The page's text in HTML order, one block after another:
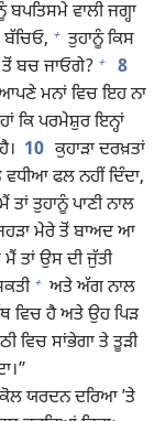
ਬਪਤਿਸਮੇ ਵਾਲੀ ਜਗ੍ਹਾ
ਬੱਚਿਓ, + ਤੁਹਾਨੂੰ ਕਿਸ
ਤੋਂ ਬਚ ਜਾਓਗੇ? +
8
ਮਨਾਂ ਵਿਚ ਇਹ ਨਾ
ਕਿ ਪਰਮੇਸ਼ੁਰ ਇਨ੍ਹਾਂ
10 ਕੁਹਾੜਾ ਦਰਖ਼ਤਾਂ
ਫਲ ਨਹੀਂ ਦਿੰਦਾ,
ਤਾਂ ਤੁਹਾਨੂੰ ਪਾਣੀ ਨਾਲ
ਮੇਰੇ ਤੋਂ ਬਾਅਦ ਆ
ਤਾਂ ਉਸ ਦੀ ਜੁੱਤੀ
+ ਅਤੇ ਅੱਗ ਨਾਲ
ਵਿਚ ਹੈ ਅਤੇ ਉਹ ਪਿੜ
ਵਿਚ ਸਾਂਭੇਗਾ ਤੇ ਤੂੜੀ
ਯਰਦਨ ਦਰਿਆ ʼਤੇ